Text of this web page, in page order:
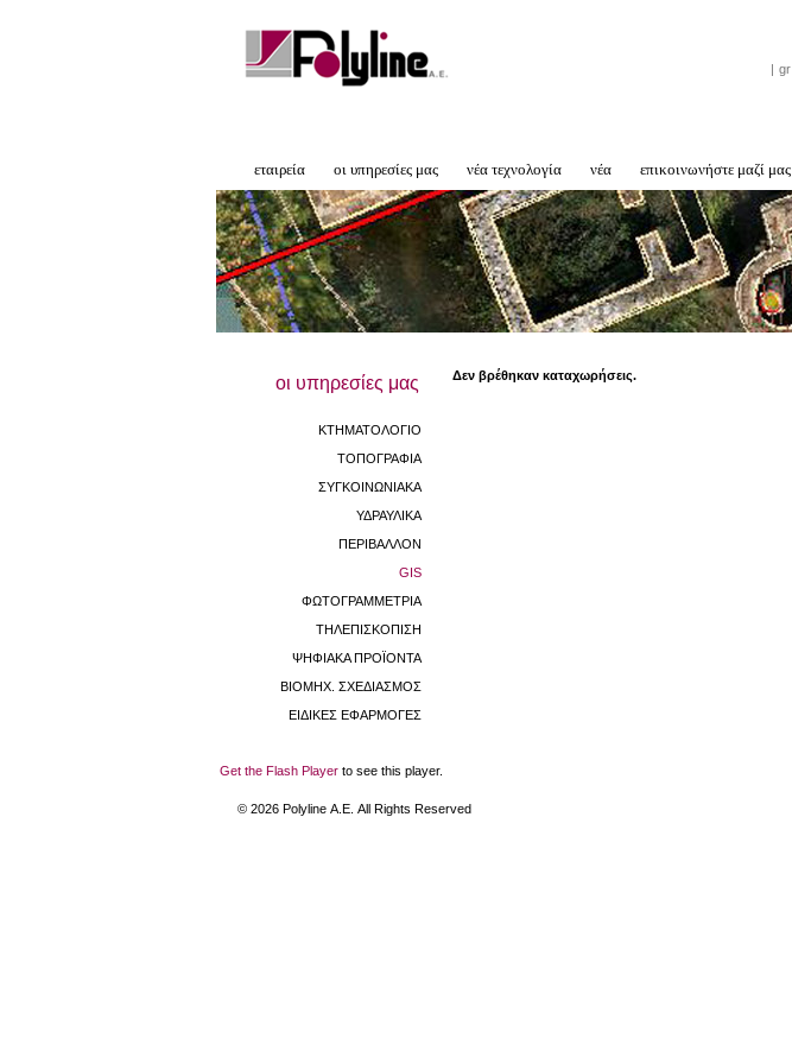
| gr
εταιρεία οι υπηρεσίες μας νέα τεχνολογία νέα επικοινωνήστε μαζί μας
οι υπηρεσίες μας
ΚΤΗΜΑΤΟΛΟΓΙΟ
ΤΟΠΟΓΡΑΦΙΑ
ΣΥΓΚΟΙΝΩΝΙΑΚΑ
ΥΔΡΑΥΛΙΚΑ
ΠΕΡΙΒΑΛΛΟΝ
GIS
ΦΩΤΟΓΡΑΜΜΕΤΡΙΑ
ΤΗΛΕΠΙΣΚΟΠΙΣΗ
ΨΗΦΙΑΚΑ ΠΡΟΪΟΝΤΑ
ΒΙΟΜHX. ΣΧΕΔΙΑΣΜΟΣ
ΕΙΔΙΚΕΣ ΕΦΑΡΜΟΓΕΣ
Δεν βρέθηκαν καταχωρήσεις.
Get the Flash Player to see this player.
© 2026 Polyline Α.Ε. All Rights Reserved